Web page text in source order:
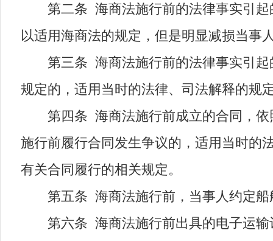
第二条 海商法施行前的法律事实引起
以适用海商法的规定，但是明显减损当事
第三条 海商法施行前的法律事实引起
规定的，适用当时的法律、司法解释的规
第四条 海商法施行前成立的合同，依
施行前履行合同发生争议的，适用当时的
有关合同履行的相关规定。
第五条 海商法施行前，当事人约定船
第六条 海商法施行前出具的电子运输